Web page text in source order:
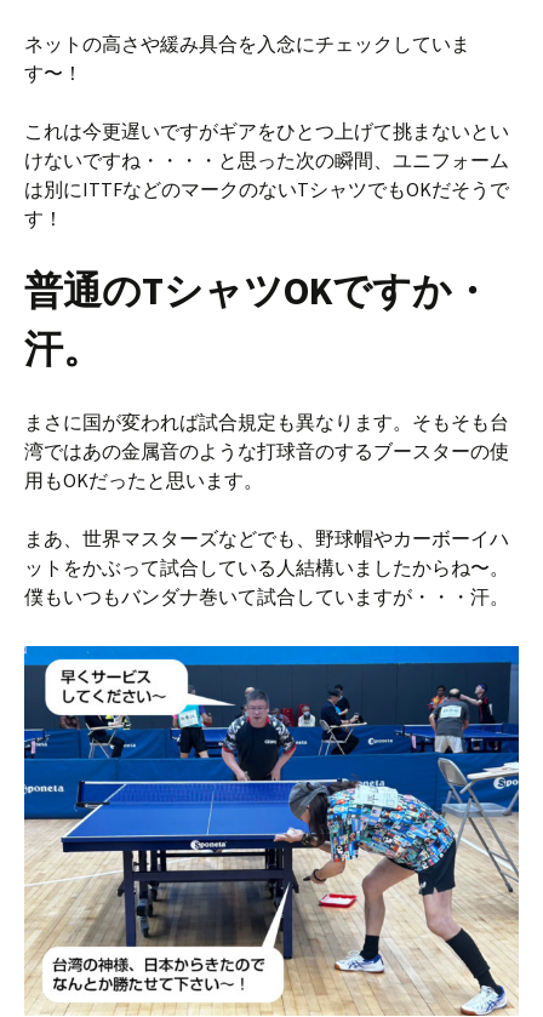
ネットの高さや緩み具合を入念にチェックしていま
す〜！
これは今更遅いですがギアをひとつ上げて挑まないとい
けないですね・・・・と思った次の瞬間、ユニフォーム
は別にITTFなどのマークのないTシャツでもOKだそうで
す！
普通のTシャツOKですか・
汗。
まさに国が変われば試合規定も異なります。そもそも台
湾ではあの金属音のような打球音のするブースターの使
用もOKだったと思います。
まあ、世界マスターズなどでも、野球帽やカーボーイハ
ットをかぶって試合している人結構いましたからね〜。
僕もいつもバンダナ巻いて試合していますが・・・汗。